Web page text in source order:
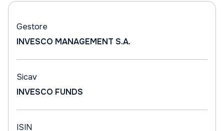
Gestore
INVESCO MANAGEMENT S.A.
Sicav
INVESCO FUNDS
ISIN